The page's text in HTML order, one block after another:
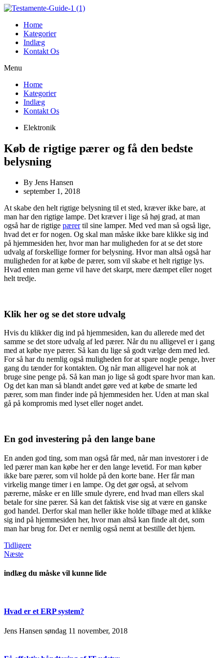
Videre
indholdHome
Kategorier
Indlæg
Kontakt Os
Menu
Home
Kategorier
Indlæg
Kontakt Os
Elektronik
Køb de rigtige pærer og få den bedste
belysning
By Jens Hansen
september 1, 2018
At skabe den helt rigtige belysning til et sted, kræver ikke bare, at
man har den rigtige lampe. Det kræver i lige så høj grad, at man
også har de rigtige pærertil sine lamper. Med ved man så også lige,
hvad det er for nogen. Og skal man måske ikke bare klikke sig ind
på hjemmesiden her, hvor man har muligheden for at se det store
udvalg af forskellige former for belysning. Hvor man altså også har
muligheden for at købe de pærer, som vil skabe et helt rigtige lys.
Hvad enten man gerne vil have det skarpt, mere dæmpet eller noget
helt tredje.
Klik her og se det store udvalg
Hvis du klikker dig ind på hjemmesiden, kan du allerede med det
samme se det store udvalg af led pærer. Når du nu alligevel er i gang
med at købe nye pærer. Så kan du lige så godt vælge dem med led.
For så har du nemlig også muligheden for at spare nogle penge, hver
gang du tænder for kontakten. Og når man alligevel har nok at
bruge sine penge på. Så kan man jo lige så godt spare hvor man kan.
Og det kan man så blandt andet gøre ved at købe de smarte led
pærer, som man finder inde på hjemmesiden her. Uden at man skal
gå på kompromis med lyset eller noget andet.
En god investering på den lange bane
En anden god ting, som man også får med, når man investorer i de
led pærer man kan købe her er den lange levetid. For man køber
ikke bare pærer, som vil holde på den korte bane. Her får man
virkelig mange timer i en lampe. Og det gør også, at selvom
pærerne, måske er en lille smule dyrere, end hvad man ellers skal
betale for sine pærer. Så kan det faktisk vise sig at være en ganske
god handel. Derfor skal man heller ikke holde tilbage med at klikke
sig ind på hjemmesiden her, hvor man altså kan finde alt det, som
man har brug for. Det er nemlig også nemt at bestille det hjem.
Tidligere
Næste
indlæg du måske vil kunne lide
Hvad er et ERP system?
Jens Hansen søndag 11 november, 2018